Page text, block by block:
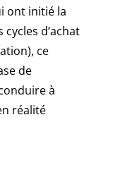
ont initié la
d’achat
ce
de
à
réalité